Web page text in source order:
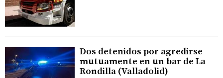
Dos detenidos por agredirse
mutuamente en un bar de La
Rondilla (Valladolid)